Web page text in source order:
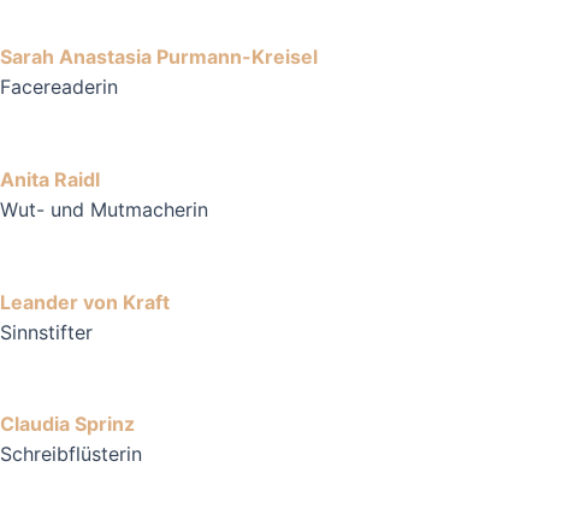
Sarah Anastasia Purmann-Kreisel
Facereaderin
Anita Raidl
Wut- und Mutmacherin
Leander von Kraft
Sinnstifter
Claudia Sprinz
Schreibflüsterin